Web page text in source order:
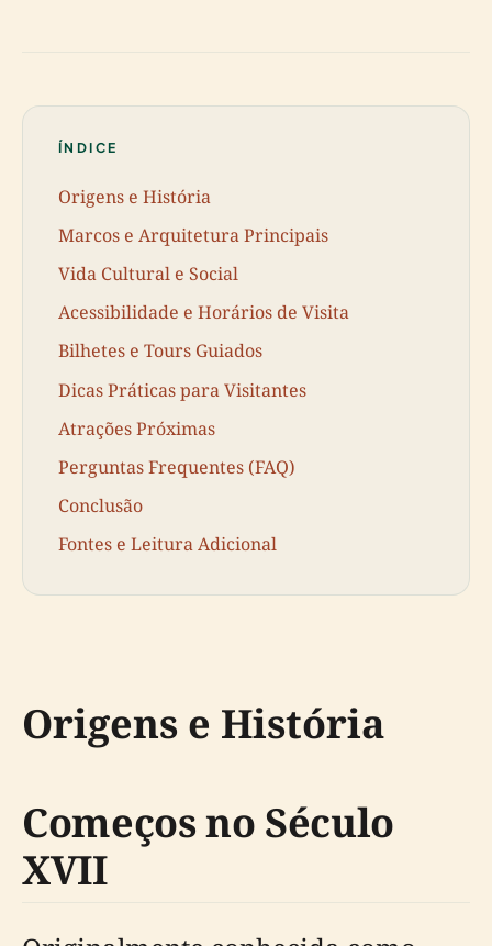
ÍNDICE
Origens e História
Marcos e Arquitetura Principais
Vida Cultural e Social
Acessibilidade e Horários de Visita
Bilhetes e Tours Guiados
Dicas Práticas para Visitantes
Atrações Próximas
Perguntas Frequentes (FAQ)
Conclusão
Fontes e Leitura Adicional
Origens e História
Começos no Século
XVII